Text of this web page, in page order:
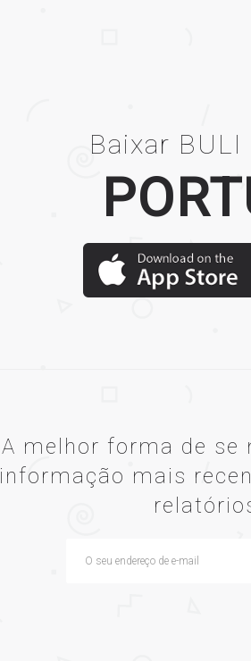
Baixar
A melhor forma de
informação mais